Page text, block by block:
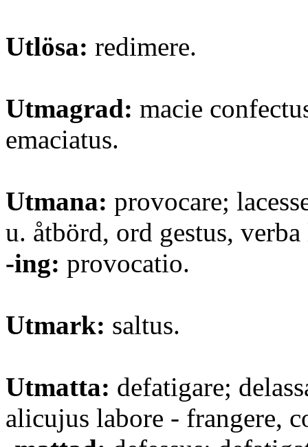
Utlösa: redimere.
Utmagrad: macie
emaciatus.
Utmana: provocare;
u. åtbörd, ord gestus, verba
-ing: provocatio.
Utmark: saltus.
Utmatta: defatigare;
alicujus labore - frangere,